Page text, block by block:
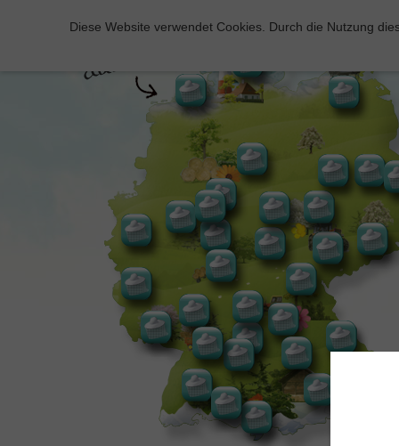
Diese Website verwendet Cookies. Durch die Nutzung